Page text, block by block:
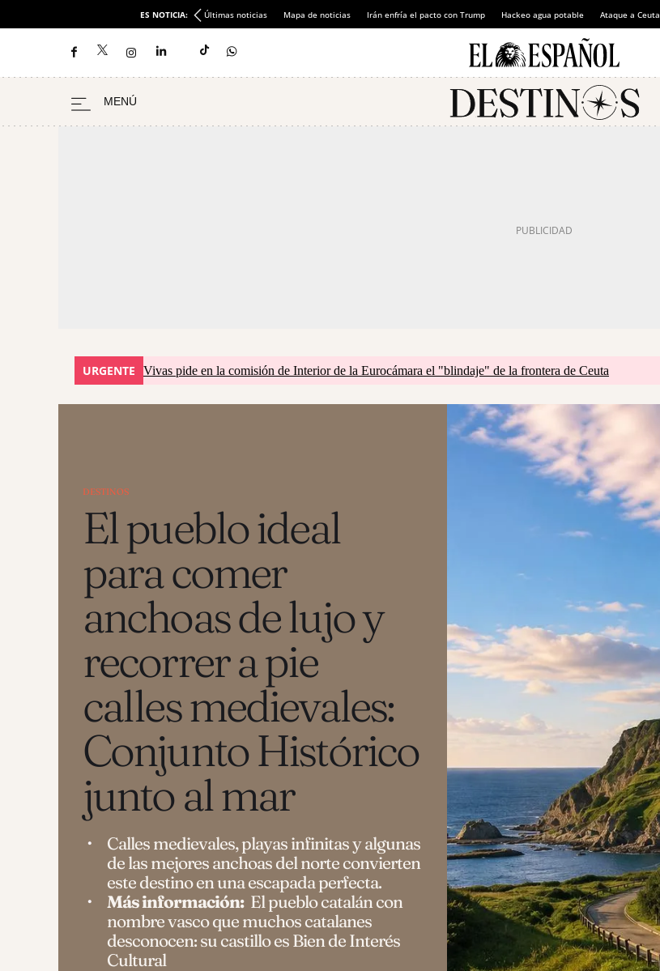
ES NOTICIA: Últimas noticias Mapa de noticias Irán enfría el pacto con Trump Hackeo agua potable Ataque a Ceuta
URGENTE Vivas pide en la comisión de Interior de la Eurocámara el "blindaje" de la frontera de Ceuta
DESTINOS
El pueblo ideal
para comer
anchoas de lujo y
recorrer a pie
calles medievales:
Conjunto Histórico
junto al mar
Calles medievales, playas infinitas y algunas
de las mejores anchoas del norte convierten
este destino en una escapada perfecta.
Más información: El pueblo catalán con
nombre vasco que muchos catalanes
desconocen: su castillo es Bien de Interés
Cultural